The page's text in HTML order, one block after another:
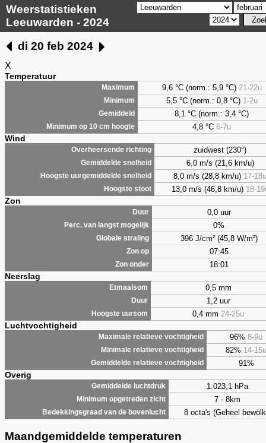
Weerstatistieken
Leeuwarden - 2024
di 20 feb 2024
X
Temperatuur
Maximum 9,6 °C (norm.: 5,9 °C) 21-22u
Minimum 5,5 °C (norm.: 0,8 °C) 1-2u
Gemiddeld 8,1 °C (norm.: 3,4 °C)
Minimum op 10 cm hoogte 4,8 °C 6-7u
Wind
Overheersende richting zuidwest (230°)
Gemiddelde snelheid 6,0 m/s (21,6 km/u)
Hoogste uurgemiddelde snelheid 8,0 m/s (28,8 km/u) 17-18u
Hoogste stoot 13,0 m/s (46,8 km/u) 18-
Zon
Duur 0,0 uur
Perc. van langst mogelijk 0%
Globale straling 396 J/cm² (45,8 W/m²)
Zon op 07:45
Zon onder 18:01
Neerslag
Etmaalsom 0,5 mm
Duur 1,2 uur
Hoogste uursom 0,4 mm 24-25u
Luchtvochtigheid
Maximale relatieve vochtigheid 96% 8-9u
Minimale relatieve vochtigheid 82% 14-15u
Gemiddelde relatieve vochtigheid 91%
Overig
Gemiddelde luchtdruk 1.023,1 hPa
Minimum opgetreden zicht 7 - 8km
Bedekkingsgraad van de bovenlucht 8 octa's (Geheel
Maandgemiddelde temperaturen